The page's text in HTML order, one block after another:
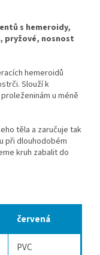
s hemeroidy,
pryžové, nosnost
hemeroidů
Slouží k
u méně
těla a zaručuje tak
při dlouhodobém
kruh zabalit do
červená
PVC